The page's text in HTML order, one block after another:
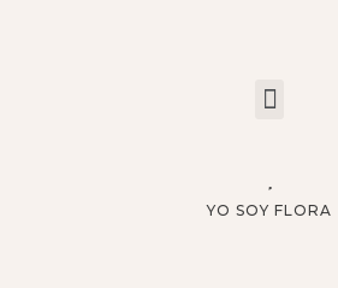
YO SOY FLORA